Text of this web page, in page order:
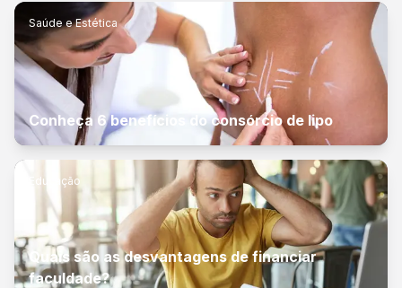
Saúde e Estética
Conheça 6 benefícios do consórcio de lipo
Educação
Quais são as desvantagens de financiar
faculdade?